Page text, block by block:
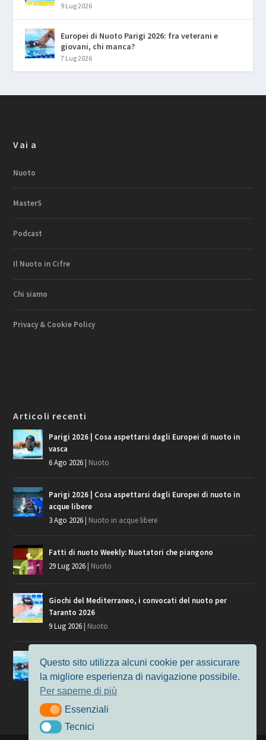
9 Lug 2026
Europei di Nuoto Parigi 2026: fra veterani e
giovani, chi manca?
7 Lug 2026
Vai a
Nuoto
MasterS
Podcast
Il Nuoto in Cifre
Chi siamo
Privacy & Cookie Policy
Articoli recenti
Parigi 2026 | Cosa aspettarsi dagli Europei di nuoto in
vasca
6 Ago 2026| Nuoto
Parigi 2026 | Cosa aspettarsi dagli Europei di nuoto in
acque libere
3 Ago 2026| Nuoto in acque libere
Fatti di nuoto Weekly: Nuotatori che piangono
29 Lug 2026| Nuoto
Giochi del Mediterraneo, i convocati del nuoto per
Taranto 2026
9 Lug 2026| Nuoto
Europei di Nuoto Parigi 2026: fra veterani e giovani, chi
7 Lug 2026
Nuoto
Questo sito utilizza alcuni cookie per assicurare
la migliore esperienza di navigazione possibile.
Per saperne di più
EssenzialiEssenziali
TecniciTecnici